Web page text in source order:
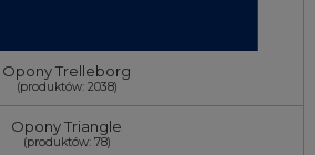
Opony Trelleborg
(produktów: 2038)
Opony Triangle
(produktów: 78)